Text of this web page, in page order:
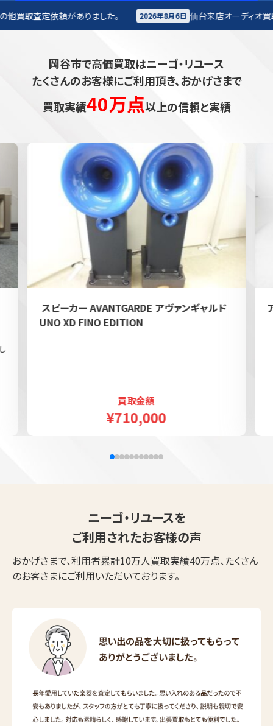
ウェブから1分
かんたん査定見積 0120-1212-25
した。 2026年8月6日 仙台来店 オーディオ買取査定依頼がありまし
岡谷市で高価買取はニーゴ・リユース
たくさんのお客様にご利用頂き、おかげさまで
買取実績40万点以上の信頼と実績
スピーカー AVANTGARDE アヴァンギャルド
UNO XD FINO EDITION
買取金額
¥710,000
ニーゴ・リユースを
ご利用されたお客様の声
おかげさまで、利用者累計10万人買取実績40万点、たくさん
のお客さまにご利用いただいております。